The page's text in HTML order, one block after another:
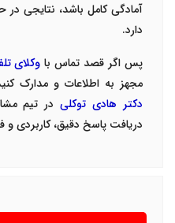
آمادگی کامل باشد، نتایجی
دارد.
پس اگر قصد تماس با وکلای
مجهز به اطلاعات و مدارک
دکتر هادی توکلیدر تیم
دریافت پاسخ دقیق، کاربردی